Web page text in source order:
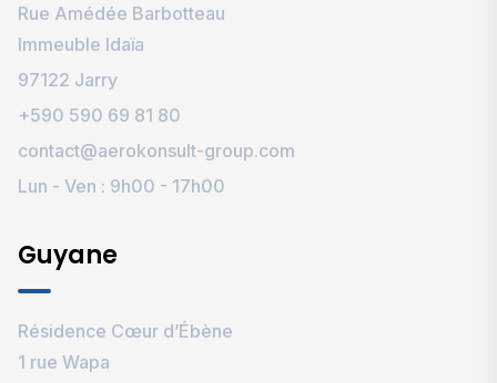
Rue Amédée Barbotteau
Immeuble Idaïa
97122 Jarry
+590 590 69 81 80
contact@aerokonsult-group.com
Lun - Ven : 9h00 - 17h00
Guyane
Résidence Cœur d’Ébène
1 rue Wapa